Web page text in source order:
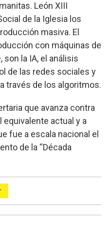
León XIII
de la Iglesia los
masiva. El
con máquinas de
la IA, el análisis
de las redes sociales y
través de los algoritmos.
que avanza contra
equivalente actual y a
fue a escala nacional el
de la “Década